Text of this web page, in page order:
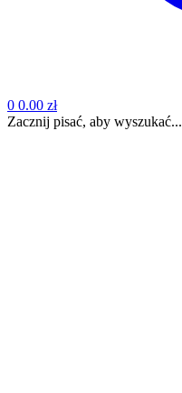
0 0.00 zł
Zacznij pisać, aby wyszukać...